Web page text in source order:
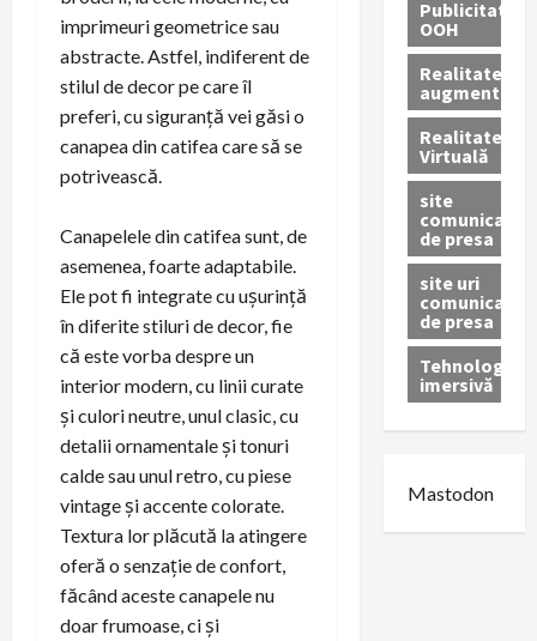
imprimeuri geometrice sau
abstracte. Astfel, indiferent de
stilul de decor pe care îl
preferi, cu siguranță vei găsi o
canapea din catifea care să se
potrivească.
Canapelele din catifea sunt, de
asemenea, foarte adaptabile.
Ele pot fi integrate cu ușurință
în diferite stiluri de decor, fie
că este vorba despre un
interior modern, cu linii curate
și culori neutre, unul clasic, cu
detalii ornamentale și tonuri
calde sau unul retro, cu piese
vintage și accente colorate.
Textura lor plăcută la atingere
oferă o senzație de confort,
făcând aceste canapele nu
doar frumoase, ci și
Publicitate
OOH
Realitatea
augmentată
Realitatea
Virtuală
site
comunicate
de presa
site uri
comunicate
de presa
Tehnologie
imersivă
Mastodon